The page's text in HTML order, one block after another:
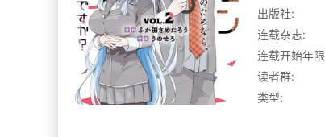
出版社:
连载杂志:
连载开始年
读者群:
类型: